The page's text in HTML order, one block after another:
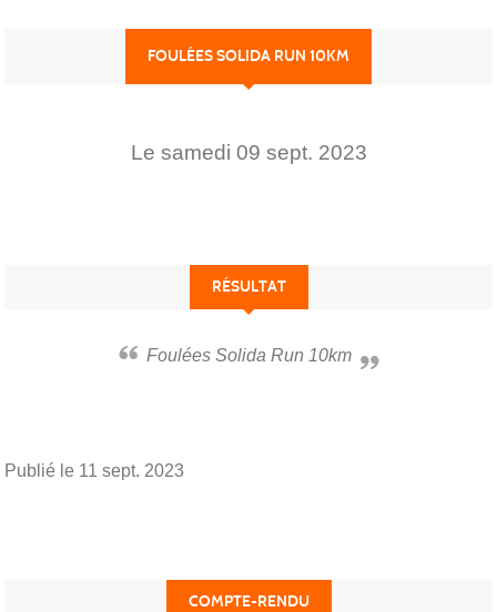
FOULÉES SOLIDA RUN 10KM
Le samedi 09 sept. 2023
RÉSULTAT
Foulées Solida Run 10km
Publié le 11 sept. 2023
COMPTE-RENDU